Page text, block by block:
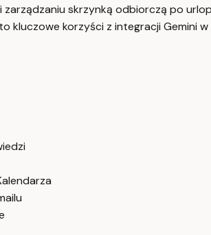
zarządzaniu skrzynką odbiorczą po
kluczowe korzyści z integracji Gemini